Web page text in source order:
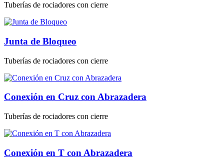
Tuberías de rociadores con cierre
Junta de Bloqueo
Tuberías de rociadores con cierre
Conexión en Cruz con Abrazadera
Tuberías de rociadores con cierre
Conexión en T con Abrazadera